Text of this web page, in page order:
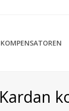
KOMPENSATOREN
Kardan